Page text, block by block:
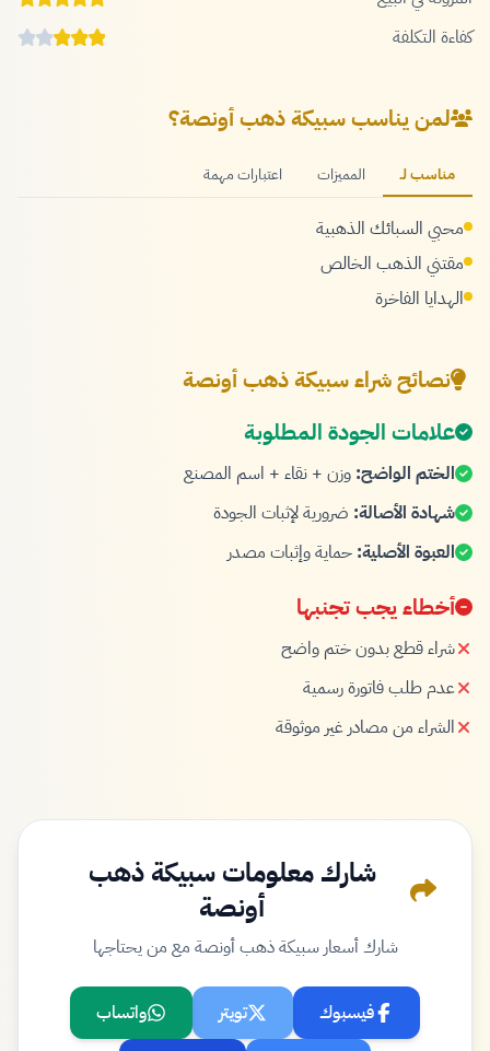
كفاءة التكلفة
لمن يناسب سبيكة ذهب أونصة؟
مناسب لـ المميزات اعتبارات مهمة
محبي السبائك الذهبية
مقتني الذهب الخالص
الهدايا الفاخرة
نصائح شراء سبيكة ذهب أونصة
علامات الجودة المطلوبة
الختم الواضح: وزن + نقاء + اسم المصنع
شهادة الأصالة: ضرورية لإثبات الجودة
العبوة الأصلية: حماية وإثبات مصدر
أخطاء يجب تجنبها
شراء قطع بدون ختم واضح
عدم طلب فاتورة رسمية
الشراء من مصادر غير موثوقة
شارك معلومات سبيكة ذهب
أونصة
شارك أسعار سبيكة ذهب أونصة مع من يحتاجها
فيسبوك تويتر
واتساب